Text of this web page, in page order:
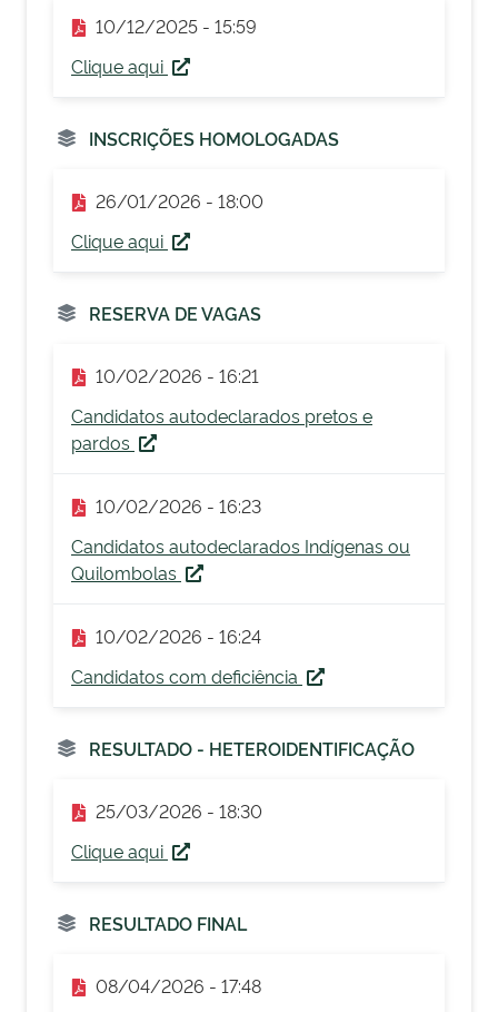
10/12/2025 - 15:59
Clique aqui
INSCRIÇÕES HOMOLOGADAS
26/01/2026 - 18:00
Clique aqui
RESERVA DE VAGAS
10/02/2026 - 16:21
Candidatos autodeclarados pretos e
pardos
10/02/2026 - 16:23
Candidatos autodeclarados Indígenas ou
Quilombolas
10/02/2026 - 16:24
Candidatos com deficiência
RESULTADO - HETEROIDENTIFICAÇÃO
25/03/2026 - 18:30
Clique aqui
RESULTADO FINAL
08/04/2026 - 17:48